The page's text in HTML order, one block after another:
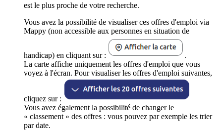
est le plus proche de votre recherche.
Vous avez la possibilité de visualiser ces offres d'emploi via
Mappy (non accessible aux personnes en situation de
handicap) en cliquant sur :
.
La carte affiche uniquement les offres d'emploi que vous
voyez à l'écran. Pour visualiser les offres d'emploi suivantes,
cliquez sur :
Vous avez également la possibilité de changer le
« classement » des offres : vous pouvez par exemple les trier
par date.